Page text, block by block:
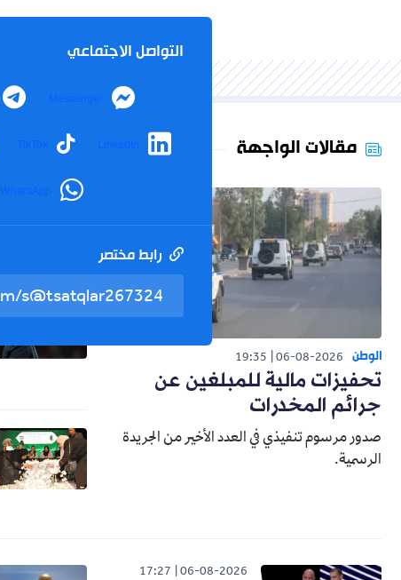
التواصل الاجتماعي
Messenger
LinkedIn
TikTok
WhatsApp
رابط مختصر
مقالات الواجهة
الوطن 06-08-2026
19:35
تحفيزات مالية للمبلغين عن
جرائم المخدرات
صدور مرسوم تنفيذي في العدد الأخير من الجريدة
الرسمية.
06-08-2026
17:27